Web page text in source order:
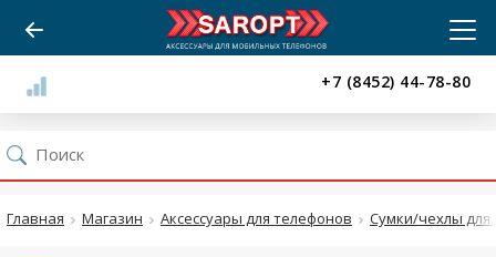
+7 (8452) 44-78-80
Главная Магазин Аксессуары для телефонов Сумки/чехлы для